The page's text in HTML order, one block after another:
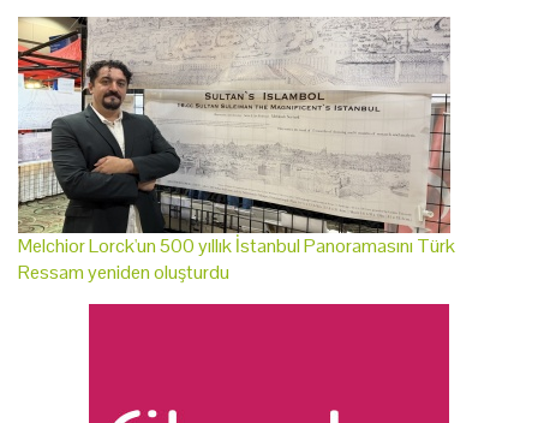
Melchior Lorck'un 500 yıllık İstanbul Panoramasını Türk
Ressam yeniden oluşturdu